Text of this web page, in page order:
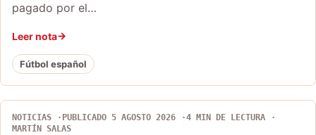
pagado por el…
Leer nota
Fútbol español
NOTICIAS PUBLICADO 5 AGOSTO 2026
4 MIN DE LECTURA
MARTÍN SALAS